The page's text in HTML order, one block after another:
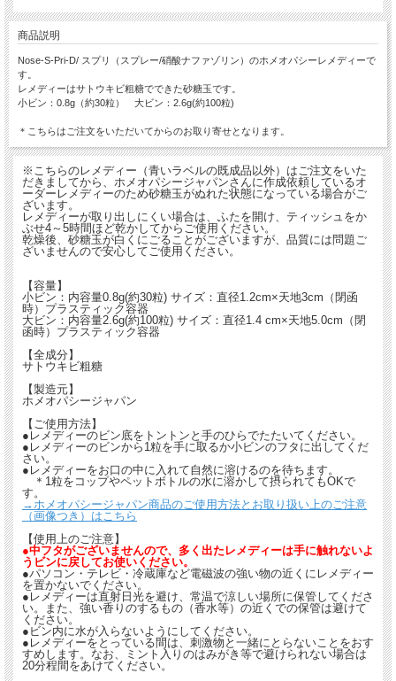
商品説明
Nose-S-Pri-D/ スプリ（スプレー/硝酸ナファゾリン）のホメオパシーレメディーで
す。
レメディーはサトウキビ粗糖でできた砂糖玉です。
小ビン：0.8g（約30粒） 大ビン：2.6g(約100粒)
＊こちらはご注文をいただいてからのお取り寄せとなります。
※こちらのレメディー（青いラベルの既成品以外）はご注文をいた
だきましてから、ホメオパシージャパンさんに作成依頼しているオ
ーダーレメディーのため砂糖玉がぬれた状態になっている場合がご
ざいます。
レメディーが取り出しにくい場合は、ふたを開け、ティッシュをか
ぶせ4～5時間ほど乾かしてからご使用ください。
乾燥後、砂糖玉が白くにごることがございますが、品質には問題ご
ざいませんので安心してご使用ください。
【容量】
小ビン：内容量0.8g(約30粒) サイズ：直径1.2cm×天地3cm（閉函
時）プラスティック容器
大ビン：内容量2.6g(約100粒) サイズ：直径1.4 cm×天地5.0cm（閉
函時）プラスティック容器
【全成分】
サトウキビ粗糖
【製造元】
ホメオパシージャパン
【ご使用方法】
●レメディーのビン底をトントンと手のひらでたたいてください。
●レメディーのビンから1粒を手に取るか小ビンのフタに出してくだ
さい。
●レメディーをお口の中に入れて自然に溶けるのを待ちます。
＊1粒をコップやペットボトルの水に溶かして摂られてもOKで
す。
→ホメオパシージャパン商品のご使用方法とお取り扱い上のご注意
（画像つき）はこちら
【使用上のご注意】
●中フタがございませんので、多く出たレメディーは手に触れないよ
うビンに戻してお使いください。
●パソコン・テレビ・冷蔵庫など電磁波の強い物の近くにレメディー
を置かないでください。
●レメディーは直射日光を避け、常温で涼しい場所に保管してくださ
い。また、強い香りのするもの（香水等）の近くでの保管は避けて
ください。
●ビン内に水が入らないようにしてください。
●レメディーをとっている間は、刺激物と一緒にとらないことをおす
すめします。なお、ミント入りのはみがき等で避けられない場合は
20分程間をあけてください。